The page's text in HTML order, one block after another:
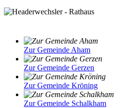
Zur Gemeinde Aham
Zur Gemeinde Gerzen
Zur Gemeinde Kröning
Zur Gemeinde Schalkham